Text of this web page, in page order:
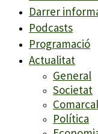
Darrer
Podcasts
Programació
Actualitat
General
Societat
Comarcal
Política